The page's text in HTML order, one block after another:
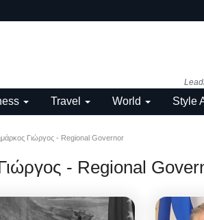
Travel World Style
Γιώργος - Regional Governor
- Regional